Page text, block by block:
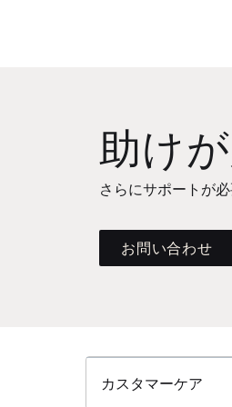
助け
さらにサポートが
お問い合わせ
カスタマーケア